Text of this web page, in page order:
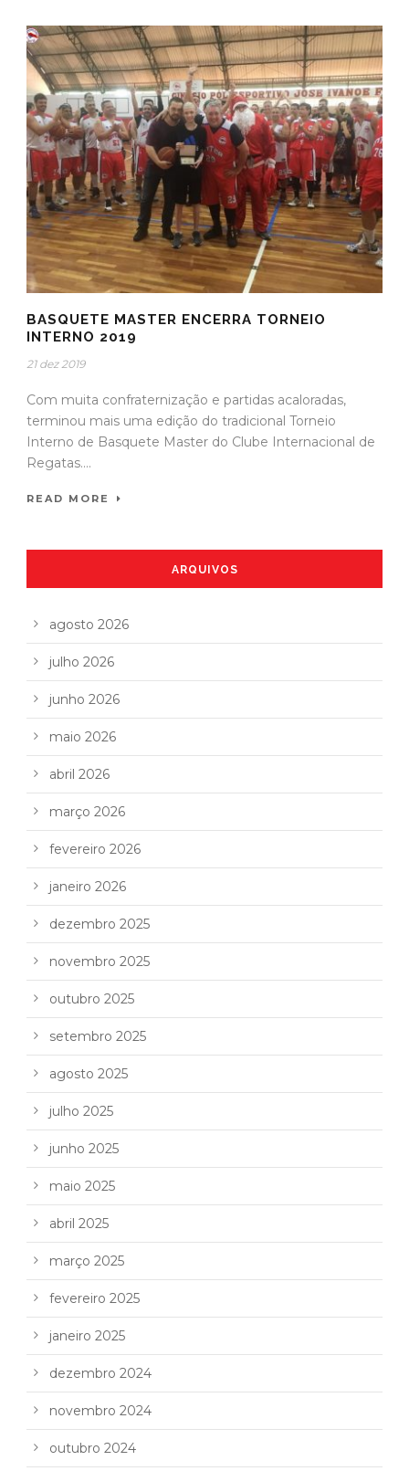
BASQUETE MASTER ENCERRA TORNEIO
INTERNO 2019
21 dez 2019
Com muita confraternização e partidas acaloradas,
terminou mais uma edição do tradicional Torneio
Interno de Basquete Master do Clube Internacional de
Regatas....
READ MORE
ARQUIVOS
agosto 2026
julho 2026
junho 2026
maio 2026
abril 2026
março 2026
fevereiro 2026
janeiro 2026
dezembro 2025
novembro 2025
outubro 2025
setembro 2025
agosto 2025
julho 2025
junho 2025
maio 2025
abril 2025
março 2025
fevereiro 2025
janeiro 2025
dezembro 2024
novembro 2024
outubro 2024